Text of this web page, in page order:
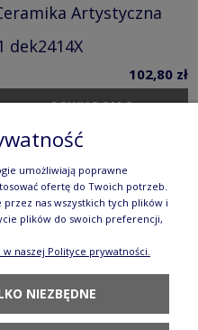
Artystyczna
dek2414X
102,80 zł
POWIADOM O
0,25 L Ceramika
114,70 zł
umożliwiają poprawne
ofertę do Twoich potrzeb.
nas wszystkich tych plików i
plików do swoich preferencji,
naszej Polityce prywatności.
NIEZBĘDNE